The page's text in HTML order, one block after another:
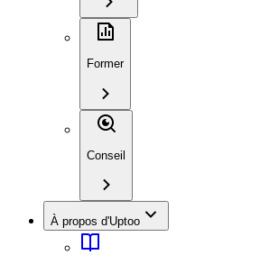
Former
Conseil
À propos d'Uptoo